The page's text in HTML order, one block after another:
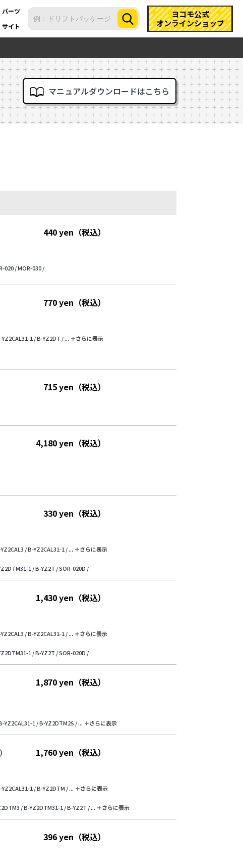
パーツ
サイト
ヨコモ公式
オンラインショップ
マニュアルダウンロードはこちら
440 yen（税込）
020 /MOR-030 /
770 yen（税込）
YZ2CAL31-1 /B-YZ2DT /... ＋さらに表⽰
715 yen（税込）
4,180 yen（税込）
330 yen（税込）
/B-YZ2CAL31-1 /... ＋さらに表⽰
1 /B-YZ2T /SOR-020D /
1,430 yen（税込）
/B-YZ2CAL31-1 /... ＋さらに表⽰
1 /B-YZ2T /SOR-020D /
1,870 yen（税込）
YZ2CAL31-1 /B-YZ2DTM2S /... ＋さらに表⽰
1,760 yen（税込）
YZ2CAL31-1 /B-YZ2DTM /... ＋さらに表⽰
/B-YZ2DTM31-1 /B-YZ2T /... ＋さらに表⽰
396 yen（税込）